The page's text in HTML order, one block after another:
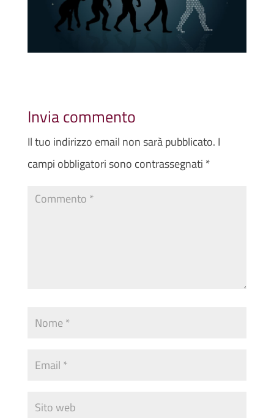
Invia commento
Il tuo indirizzo email non sarà pubblicato. I
campi obbligatori sono contrassegnati *